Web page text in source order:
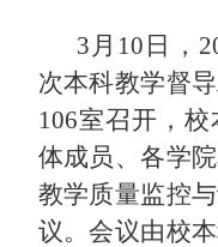
3月10日，
次本科教学督
106室召开，
体成员、各学
教学质量监控
议。会议由校